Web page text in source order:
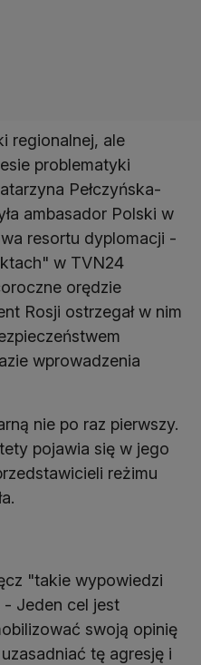
regionalnej, ale
problematyki
Pełczyńska-
ambasador Polski w
resortu dyplomacji -
w TVN24
orędzie
Rosji ostrzegał w nim
wprowadzenia
nie po raz pierwszy.
pojawia się w jego
reżimu
"takie wypowiedzi
- Jeden cel jest
swoją opinię
tę agresję i